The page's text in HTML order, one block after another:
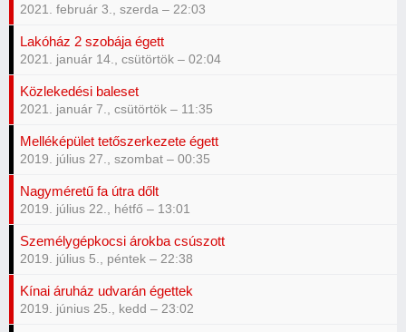
2021. február 3., szerda – 22:03
Lakóház 2 szobája égett
2021. január 14., csütörtök – 02:04
Közlekedési baleset
2021. január 7., csütörtök – 11:35
Melléképület tetőszerkezete égett
2019. július 27., szombat – 00:35
Nagyméretű fa útra dőlt
2019. július 22., hétfő – 13:01
Személygépkocsi árokba csúszott
2019. július 5., péntek – 22:38
Kínai áruház udvarán égettek
2019. június 25., kedd – 23:02